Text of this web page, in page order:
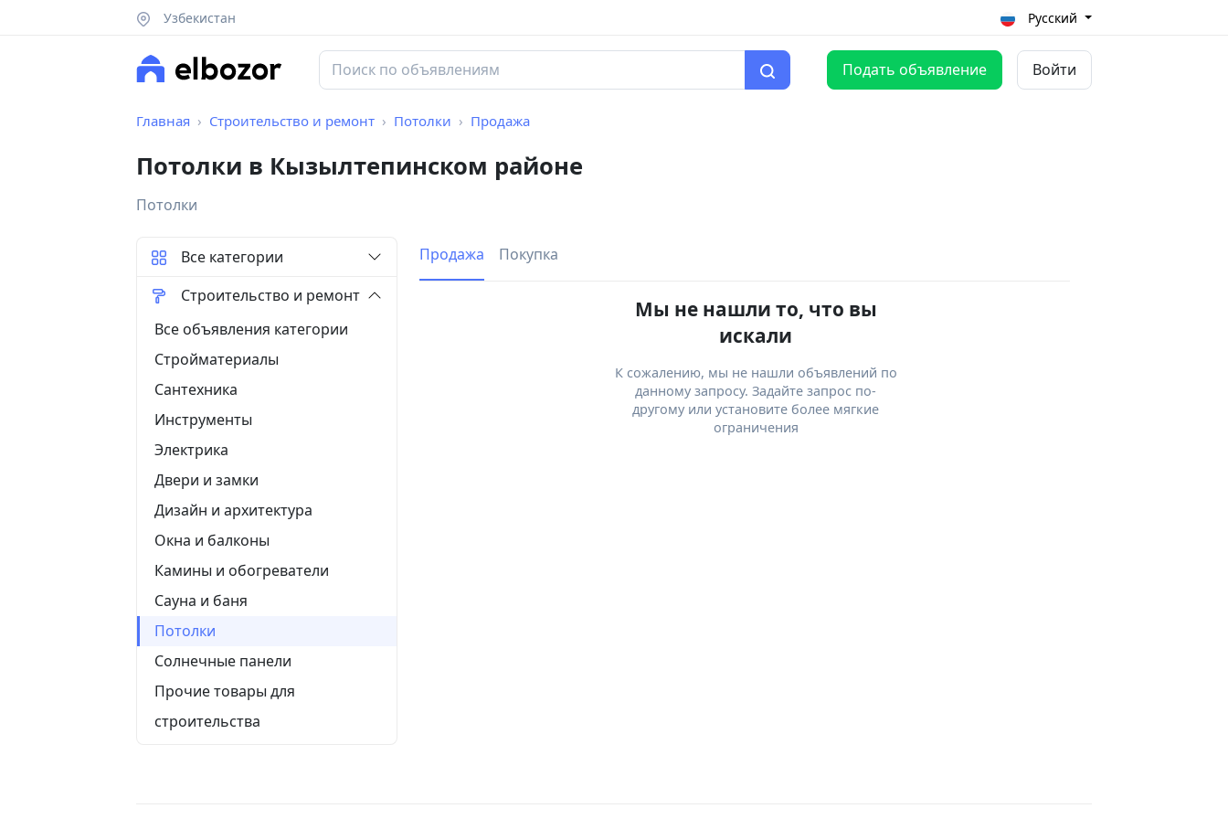
Узбекистан Русский
Подать объявление Войти
Главная Строительство и ремонт Потолки Продажа
Потолки в Кызылтепинском районе
Потолки
Продажа Покупка
Мы не нашли то, что вы
искали
К сожалению, мы не нашли объявлений по
данному запросу. Задайте запрос по-
другому или установите более мягкие
ограничения
Все категории
Строительство и ремонт
Все объявления категории
Стройматериалы
Сантехника
Инструменты
Электрика
Двери и замки
Дизайн и архитектура
Окна и балконы
Камины и обогреватели
Сауна и баня
Потолки
Солнечные панели
Прочие товары для
строительства